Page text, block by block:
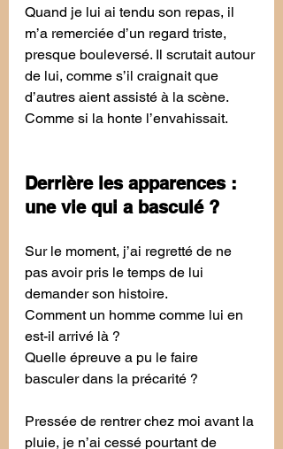
Quand je lui ai tendu son repas, il
m’a remerciée d’un regard triste,
presque bouleversé. Il scrutait autour
de lui, comme s’il craignait que
d’autres aient assisté à la scène.
Comme si la honte l’envahissait.
Derrière les apparences :
une vie qui a basculé ?
Sur le moment, j’ai regretté de ne
pas avoir pris le temps de lui
demander son histoire.
Comment un homme comme lui en
est-il arrivé là ?
Quelle épreuve a pu le faire
basculer dans la précarité ?
Pressée de rentrer chez moi avant la
pluie, je n’ai cessé pourtant de